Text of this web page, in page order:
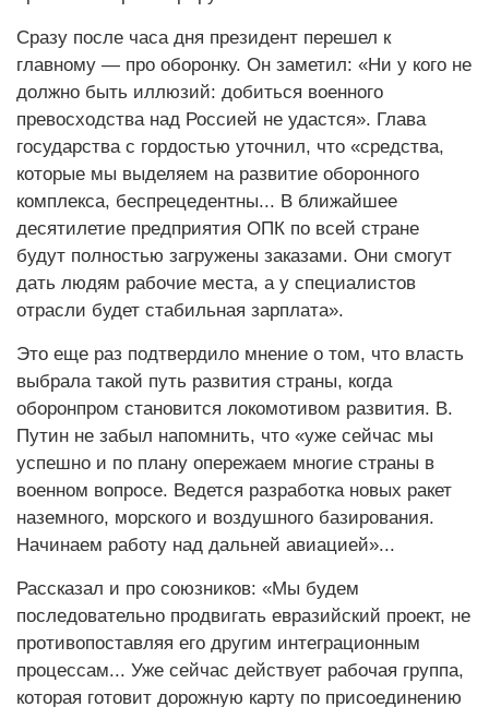
Сразу после часа дня президент перешел к
главному — про оборонку. Он заметил: «Ни у кого не
должно быть иллюзий: добиться военного
превосходства над Россией не удастся». Глава
государства с гордостью уточнил, что «средства,
которые мы выделяем на развитие оборонного
комплекса, беспрецедентны... В ближайшее
десятилетие предприятия ОПК по всей стране
будут полностью загружены заказами. Они смогут
дать людям рабочие места, а у специалистов
отрасли будет стабильная зарплата».
Это еще раз подтвердило мнение о том, что власть
выбрала такой путь развития страны, когда
оборонпром становится локомотивом развития. В.
Путин не забыл напомнить, что «уже сейчас мы
успешно и по плану опережаем многие страны в
военном вопросе. Ведется разработка новых ракет
наземного, морского и воздушного базирования.
Начинаем работу над дальней авиацией»...
Рассказал и про союзников: «Мы будем
последовательно продвигать евразийский проект, не
противопоставляя его другим интеграционным
процессам... Уже сейчас действует рабочая группа,
которая готовит дорожную карту по присоединению